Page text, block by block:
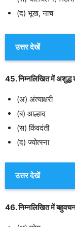
(द) भूख, नाच
उत्तर देखें
45. निम्नलिखित में अशुद्ध
(अ) अंत्याक्षरी
(ब) आल्हाद
(स) किंवदंती
(द) ज्योत्स्ना
उत्तर देखें
46. निम्नलिखित में